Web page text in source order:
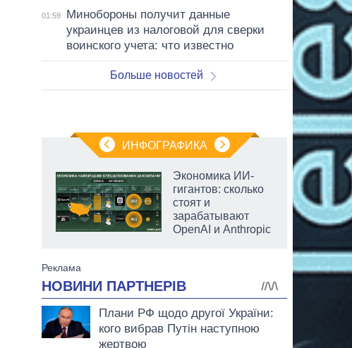
01:59
Минобороны получит данные
украинцев из налоговой для сверки
воинского учета: что известно
Больше новостей
ИНФОГРАФИКА
Экономика ИИ-
гигантов: сколько
стоят и
зарабатывают
OpenAI и Anthropic